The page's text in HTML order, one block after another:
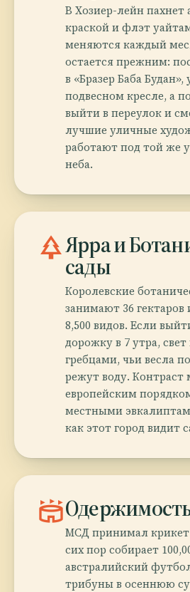
В Хозиер-лейн пахнет
краской и флэт
меняются каждый
остается прежним:
в «Бразер Баба Будан»,
подвесном кресле, а
выйти в переулок и
лучшие уличные
работают под той же
неба.
parkЯрра и
сады
Королевские
занимают 36
8,500 видов. Если
дорожку в 7 утра,
гребцами, чьи весла
режут воду. Контраст
европейским
местными
как этот город видит
stadium
МСД принимал крикет
сих пор собирает
австралийский
трибуны в осеннюю